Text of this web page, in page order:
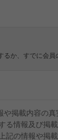
るか、すでに会員
や掲載内容の
る情報及び掲
記の情報や掲